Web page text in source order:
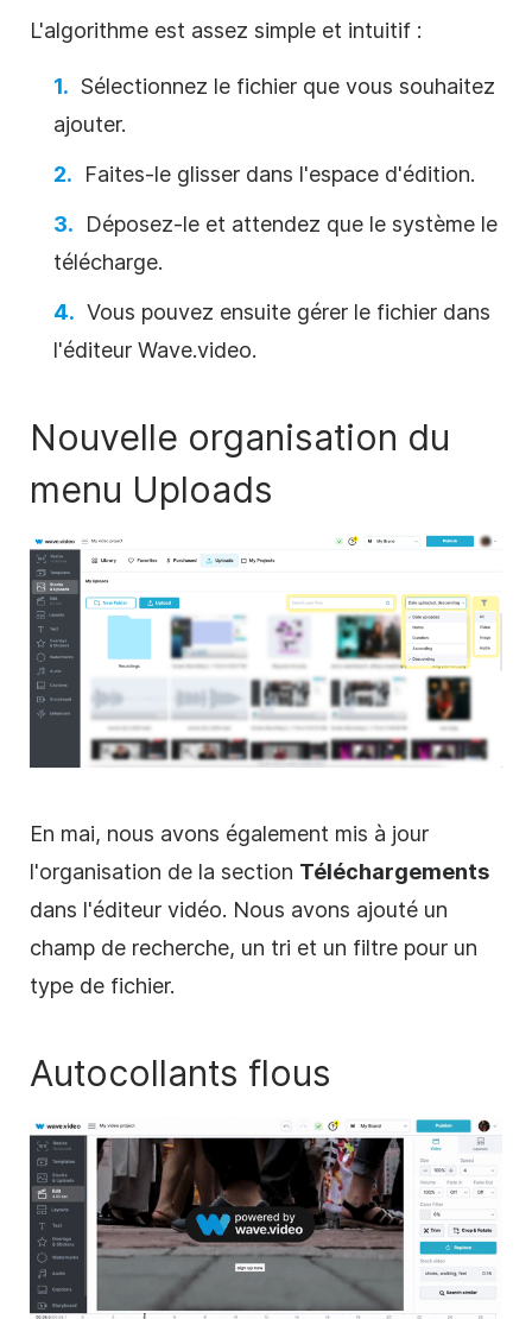
L'algorithme est assez simple et intuitif :
Sélectionnez le fichier que vous souhaitez
ajouter.
Faites-le glisser dans l'espace d'édition.
Déposez-le et attendez que le système le
télécharge.
Vous pouvez ensuite gérer le fichier dans
l'éditeur Wave.video.
Nouvelle organisation du
menu Uploads
En mai, nous avons également mis à jour
l'organisation de la section Téléchargements
dans l'éditeur vidéo. Nous avons ajouté un
champ de recherche, un tri et un filtre pour un
type de fichier.
Autocollants flous